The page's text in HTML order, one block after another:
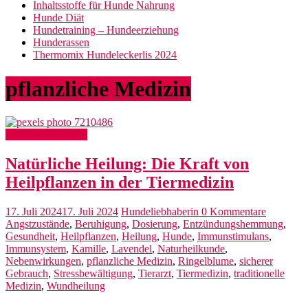
Inhaltsstoffe für Hunde Nahrung
Hunde Diät
Hundetraining – Hundeerziehung
Hunderassen
Thermomix Hundeleckerlis 2024
pflanzliche Medizin
Natürliche Heilung: Die Kraft von
Heilpflanzen in der Tiermedizin
17. Juli 202417. Juli 2024 Hundeliebhaberin 0 Kommentare
Angstzustände, Beruhigung, Dosierung, Entzündungshemmung,
Gesundheit, Heilpflanzen, Heilung, Hunde, Immunstimulans,
Immunsystem, Kamille, Lavendel, Naturheilkunde,
Nebenwirkungen, pflanzliche Medizin, Ringelblume, sicherer
Gebrauch, Stressbewältigung, Tierarzt, Tiermedizin, traditionelle
Medizin, Wundheilung